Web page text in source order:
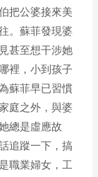
把公婆接來美
。蘇菲發現婆
甚至想干涉她
裡，小到孩子
蘇菲早已習慣
庭之外，與婆
總是虛應故
追蹤一下，搞
職業婦女，工